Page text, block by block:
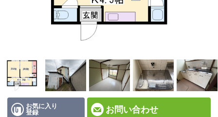
ネット無料の部屋を探す
☆インターネット無料物件☆
☆敷金·礼金0円物件☆
路線·駅から探す
お気に入り
登録 お問い合わせ